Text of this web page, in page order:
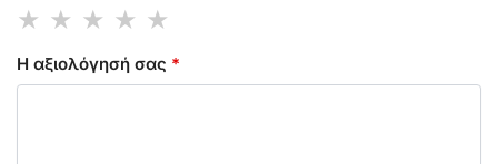
Η αξιολόγησή σας *